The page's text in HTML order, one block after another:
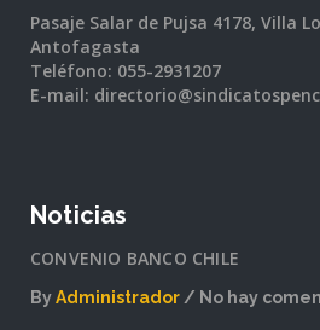
Pasaje Salar de Pujsa 4178, Villa
Antofagasta
Teléfono: 055-2931207
E-mail:
Noticias
CONVENIO BANCO CHILE
ByAdministrador
No hay